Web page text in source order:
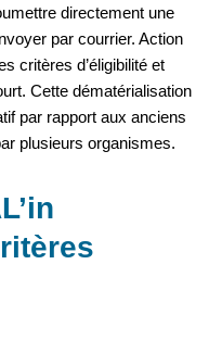
directement une
par courrier. Action
critères d’éligibilité et
Cette dématérialisation
par rapport aux anciens
plusieurs organismes.